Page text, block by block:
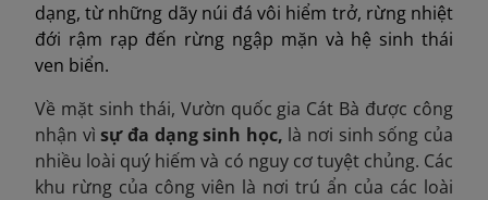
dạng, từ những dãy núi đá vôi hiểm trở, rừng nhiệt
đới rậm rạp đến rừng ngập mặn và hệ sinh thái
ven biển.
Về mặt sinh thái, Vườn quốc gia Cát Bà được công
nhận vì sự đa dạng sinh học, là nơi sinh sống của
nhiều loài quý hiếm và có nguy cơ tuyệt chủng. Các
khu rừng của công viên là nơi trú ẩn của các loài